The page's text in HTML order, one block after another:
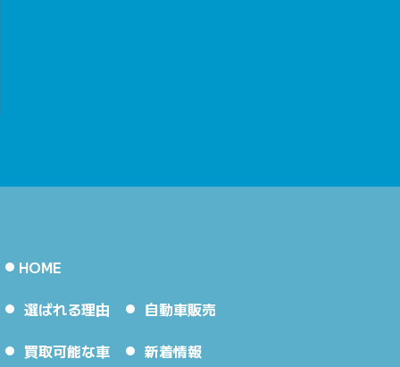
HOME
選ばれる理由
自動車販売
買取可能な車
新着情報